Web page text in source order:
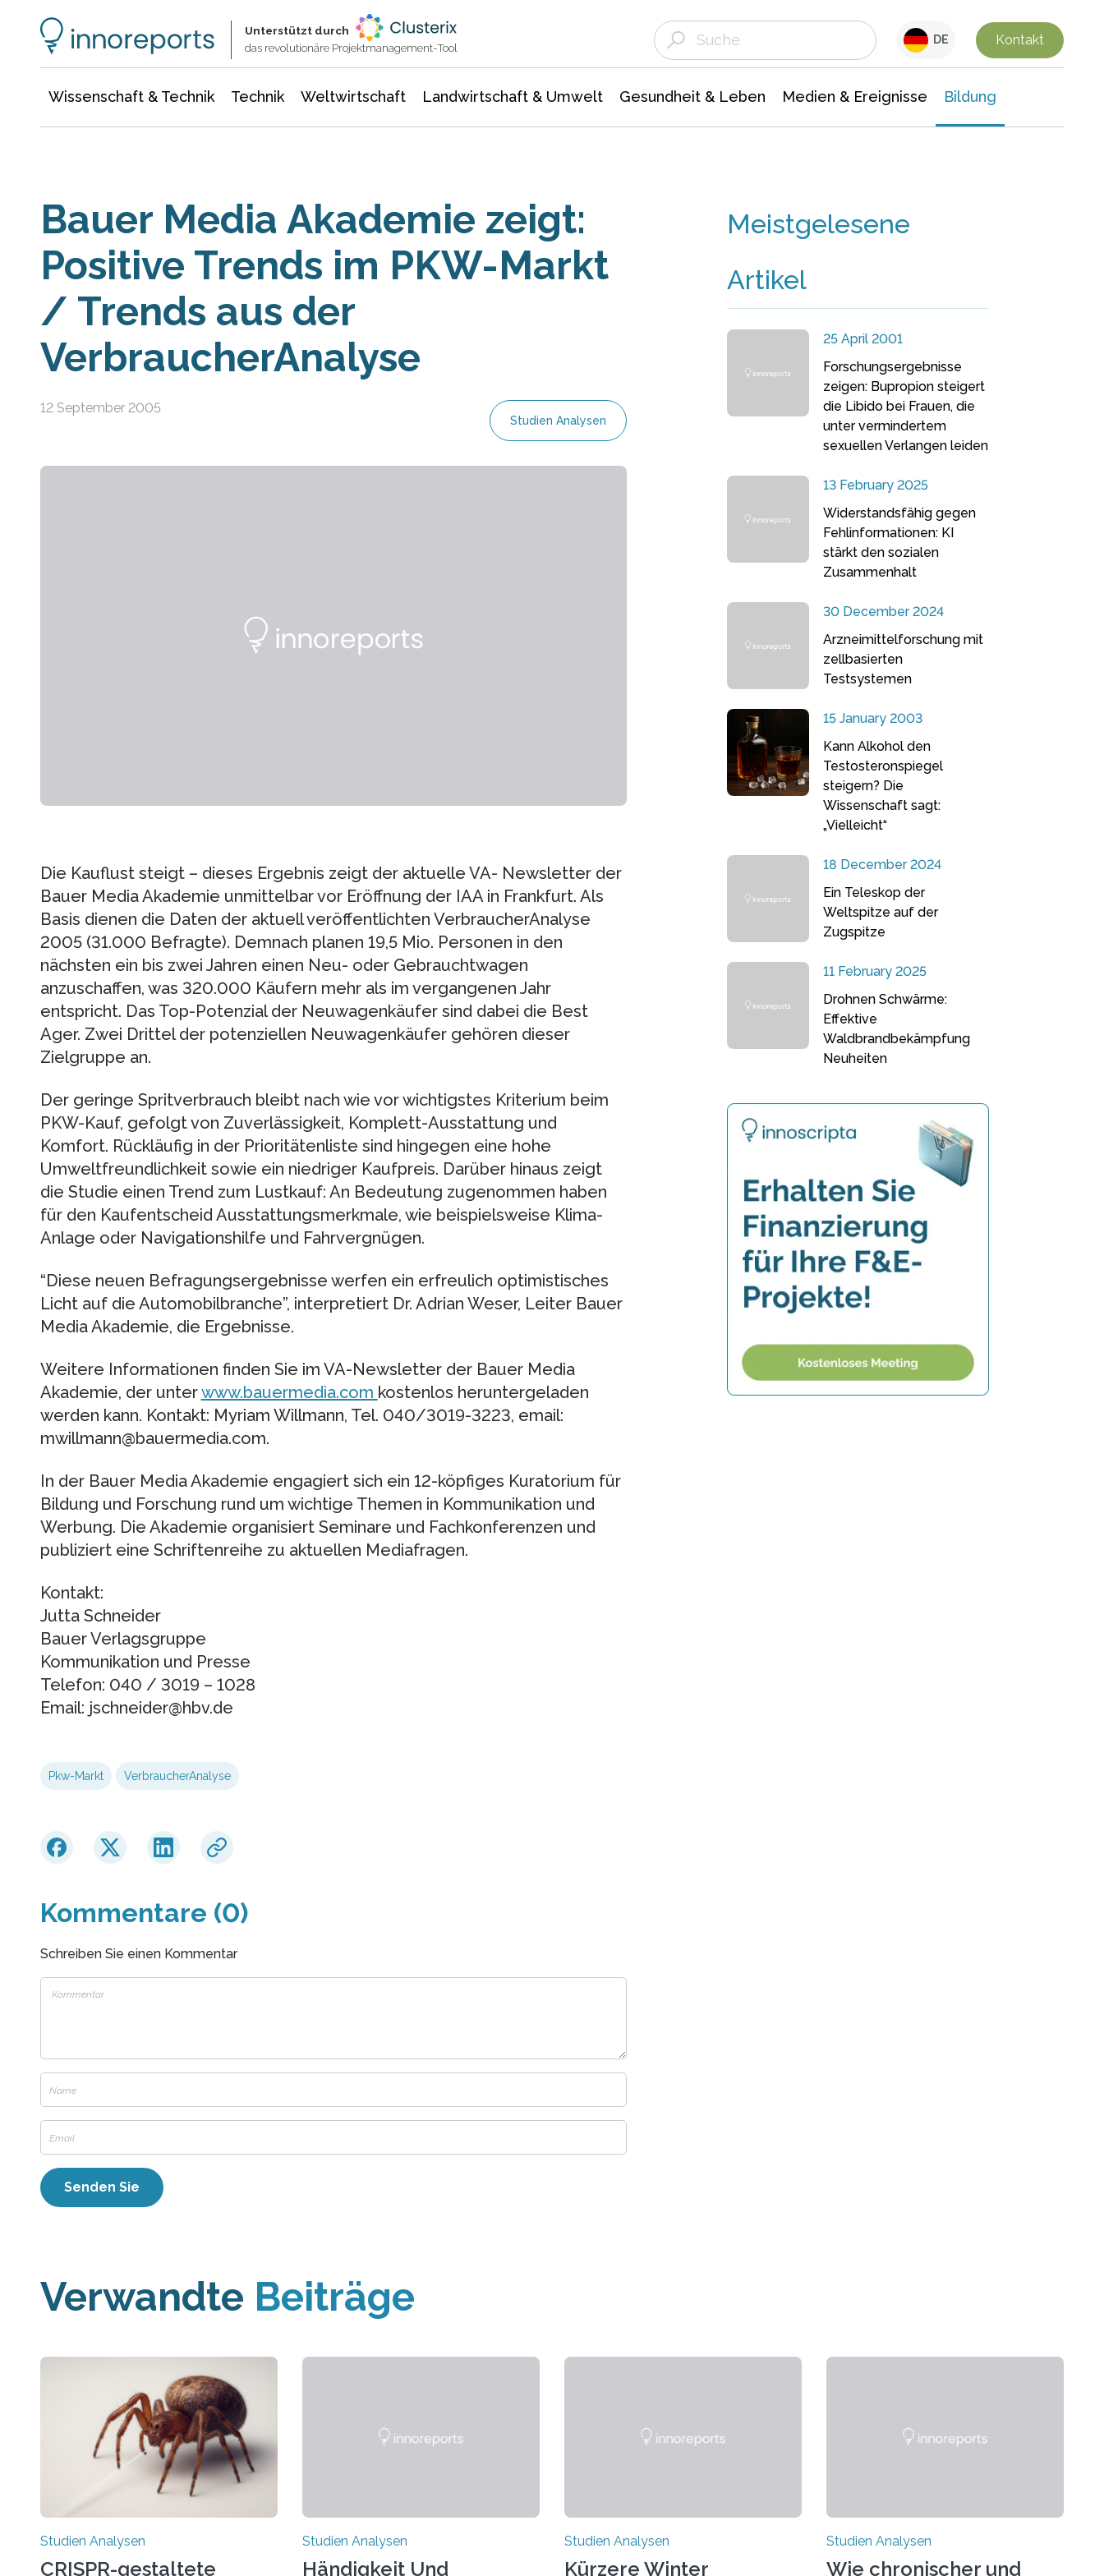
Unterstützt durch
das revolutionäre Projektmanagement-Tool
DE Kontakt
Wissenschaft & Technik Technik Weltwirtschaft Landwirtschaft & Umwelt Gesundheit & Leben Medien & Ereignisse Bildung
Bauer Media Akademie zeigt:
Positive Trends im PKW-Markt
/ Trends aus der
VerbraucherAnalyse
12 September 2005
Studien Analysen
Die Kauflust steigt – dieses Ergebnis zeigt der aktuelle VA- Newsletter der
Bauer Media Akademie unmittelbar vor Eröffnung der IAA in Frankfurt. Als
Basis dienen die Daten der aktuell veröffentlichten VerbraucherAnalyse
2005 (31.000 Befragte). Demnach planen 19,5 Mio. Personen in den
nächsten ein bis zwei Jahren einen Neu- oder Gebrauchtwagen
anzuschaffen, was 320.000 Käufern mehr als im vergangenen Jahr
entspricht. Das Top-Potenzial der Neuwagenkäufer sind dabei die Best
Ager. Zwei Drittel der potenziellen Neuwagenkäufer gehören dieser
Zielgruppe an.
Der geringe Spritverbrauch bleibt nach wie vor wichtigstes Kriterium beim
PKW-Kauf, gefolgt von Zuverlässigkeit, Komplett-Ausstattung und
Komfort. Rückläufig in der Prioritätenliste sind hingegen eine hohe
Umweltfreundlichkeit sowie ein niedriger Kaufpreis. Darüber hinaus zeigt
die Studie einen Trend zum Lustkauf: An Bedeutung zugenommen haben
für den Kaufentscheid Ausstattungsmerkmale, wie beispielsweise Klima-
Anlage oder Navigationshilfe und Fahrvergnügen.
“Diese neuen Befragungsergebnisse werfen ein erfreulich optimistisches
Licht auf die Automobilbranche”, interpretiert Dr. Adrian Weser, Leiter Bauer
Media Akademie, die Ergebnisse.
Weitere Informationen finden Sie im VA-Newsletter der Bauer Media
Akademie, der unterwww.bauermedia.com kostenlos heruntergeladen
werden kann. Kontakt: Myriam Willmann, Tel. 040/3019-3223, email:
mwillmann@bauermedia.com.
In der Bauer Media Akademie engagiert sich ein 12-köpfiges Kuratorium für
Bildung und Forschung rund um wichtige Themen in Kommunikation und
Werbung. Die Akademie organisiert Seminare und Fachkonferenzen und
publiziert eine Schriftenreihe zu aktuellen Mediafragen.
Kontakt:
Jutta Schneider
Bauer Verlagsgruppe
Kommunikation und Presse
Telefon: 040 / 3019 – 1028
Email: jschneider@hbv.de
Pkw-Markt VerbraucherAnalyse
Kommentare (0)
Schreiben Sie einen Kommentar
Meistgelesene
Artikel
25 April 2001
Forschungsergebnisse
zeigen: Bupropion steigert
die Libido bei Frauen, die
unter vermindertem
sexuellen Verlangen leiden
13 February 2025
Widerstandsfähig gegen
Fehlinformationen: KI
stärkt den sozialen
Zusammenhalt
30 December 2024
Arzneimittelforschung mit
zellbasierten
Testsystemen
15 January 2003
Kann Alkohol den
Testosteronspiegel
steigern? Die
Wissenschaft sagt:
„Vielleicht“
18 December 2024
Ein Teleskop der
Weltspitze auf der
Zugspitze
11 February 2025
Drohnen Schwärme:
Effektive
Waldbrandbekämpfung
Neuheiten
Verwandte Beiträge
Studien Analysen
CRISPR-gestaltete
Studien Analysen
Händigkeit Und
Studien Analysen
Kürzere Winter
Studien Analysen
Wie chronischer und